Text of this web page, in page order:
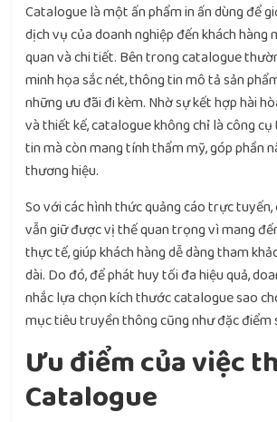
Catalogue là một ấn phẩm in ấn dùng để
dịch vụ của doanh nghiệp đến khách
quan và chi tiết. Bên trong catalogue
minh họa sắc nét, thông tin mô tả sản
những ưu đãi đi kèm. Nhờ sự kết hợp hài
và thiết kế, catalogue không chỉ là công
tin mà còn mang tính thẩm mỹ, góp phần
thương hiệu.
So với các hình thức quảng cáo trực
vẫn giữ được vị thế quan trọng vì mang
thực tế, giúp khách hàng dễ dàng tham
dài. Do đó, để phát huy tối đa hiệu quả,
nhắc lựa chọn kích thước catalogue sao
mục tiêu truyền thông cũng như đặc điểm
Ưu điểm của việc
Catalogue